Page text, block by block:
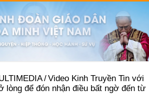
/Video Kinh Truyền Tin với
lòng để đón nhận điều bất ngờ đến từ